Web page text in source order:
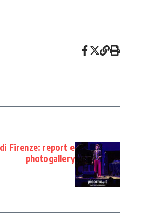
Firenze: report e
photogallery